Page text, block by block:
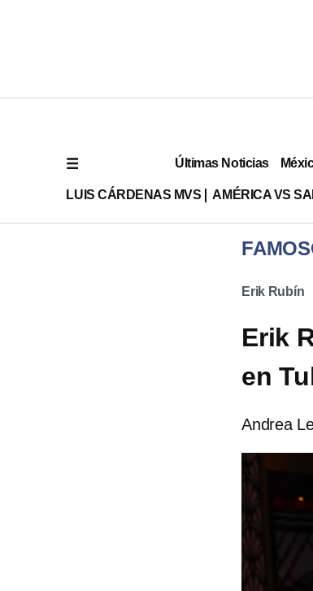
Últimas Noticias
LUIS CÁRDENAS MVS AMÉRICA VS
Erik Rubín
Erik
en
Andrea